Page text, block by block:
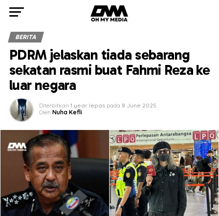
BERITA
PDRM jelaskan tiada sebarang
sekatan rasmi buat Fahmi Reza ke
luar negara
Diterbitkan 1 year lepas pada 8 June 2025
Oleh Nuha Kefli